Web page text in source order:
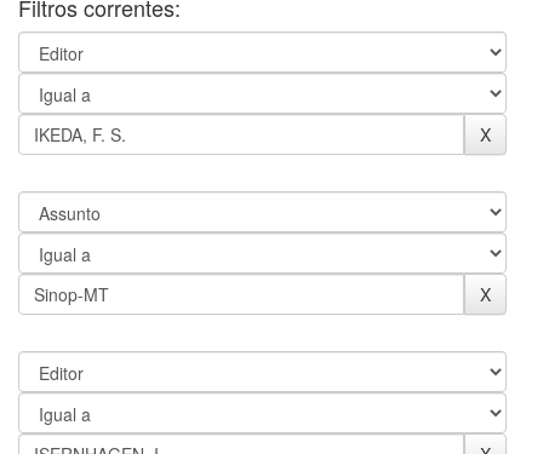
Filtros correntes: